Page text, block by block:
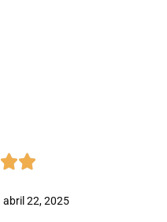

abril 22, 2025